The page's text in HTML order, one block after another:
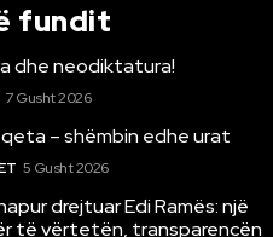
fundit
dhe neodiktatura!
7 Gusht 2026
– shëmbin edhe urat
5 Gusht 2026
drejtuar Edi Ramës: një
të vërtetën, transparencën